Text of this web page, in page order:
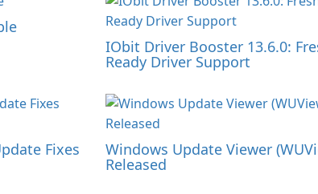
IObit Driver Booster 13.6.0:
Ready Driver Support
Fixes Windows Update Viewer
Released